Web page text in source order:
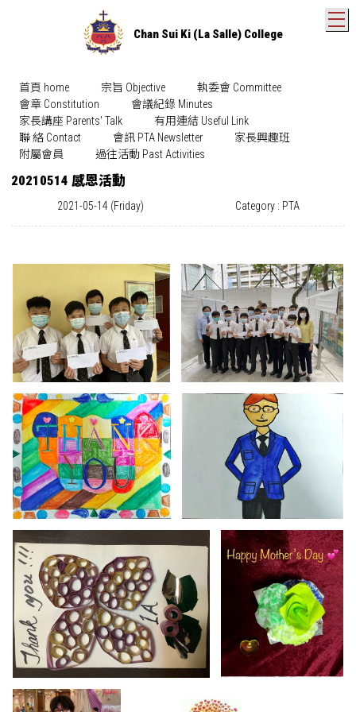
Chan Sui Ki (La Salle) College
首頁 home 宗旨 Objective
執委會 Committee
會章 Constitution
會議紀錄 Minutes
家長講座 Parents' Talk
有用連結 Useful Link
聯 絡 Contact
會訊 PTA Newsletter
家長興趣班
附屬會員
過往活動 Past Activities
20210514 感恩活動
2021-05-14 (Friday) Category : PTA